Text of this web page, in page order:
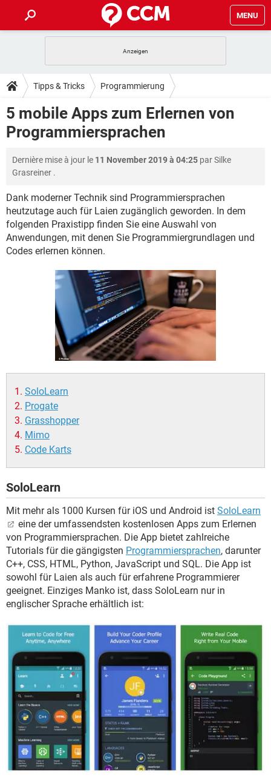
MENU
ANDROID IOS
WINDOWS 10 INSTAGRAM
WHATSAPP TIKTOK
TIPPS & TRICKS
SPIELE STREAMING
ANDROID IOS
WINDOWS 10
WHATSAPP TIKTOK
DOWNLOADS
SPIELE STREAMING
WINDOWS 10
WHATSAPP
FACEBOOK HARDWARE
FORUM
SPIELE STREAMING
WINDOWS 10 INSTAGRAM
WHATSAPP TIKTOK
HARDWARE
LEXIKON
SPIELE STREAMING
ANDROID IOS
WINDOWS 10 INSTAGRAM
WHATSAPP
HARDWARE
Tipps & Tricks Programmierung
5 mobile Apps zum Erlernen von
Programmiersprachen
Dernière mise à jour le 11 November 2019 à 04:25 parSilke
Grasreiner .
Dank moderner Technik sind Programmiersprachen
heutzutage auch für Laien zugänglich geworden. In dem
folgenden Praxistipp finden Sie eine Auswahl von
Anwendungen, mit denen Sie Programmiergrundlagen und
Codes erlernen können.
SoloLearn
Progate
Grasshopper
Mimo
Code Karts
SoloLearn
Mit mehr als 1000 Kursen für iOS und Android ist SoloLearn
eine der umfassendsten kostenlosen Apps zum Erlernen
von Programmiersprachen. Die App bietet zahlreiche
Tutorials für die gängigsten Programmiersprachen, darunter
C++, CSS, HTML, Python, JavaScript und SQL. Die App ist
sowohl für Laien als auch für erfahrene Programmierer
geeignet. Einziges Manko ist, dass SoloLearn nur in
englischer Sprache erhältlich ist: